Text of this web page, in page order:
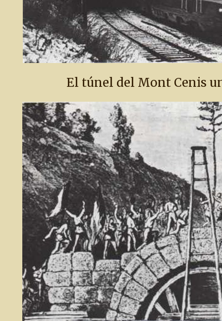
El túnel del Mont Cenis